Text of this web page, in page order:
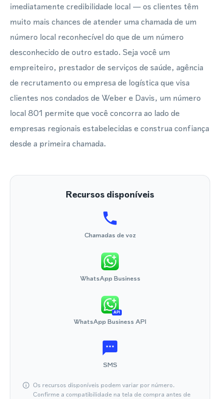
imediatamente credibilidade local — os clientes têm
muito mais chances de atender uma chamada de um
número local reconhecível do que de um número
desconhecido de outro estado. Seja você um
empreiteiro, prestador de serviços de saúde, agência
de recrutamento ou empresa de logística que visa
clientes nos condados de Weber e Davis, um número
local 801 permite que você concorra ao lado de
empresas regionais estabelecidas e construa confiança
desde a primeira chamada.
Recursos disponíveis
Chamadas de voz
WhatsApp Business
API
WhatsApp Business API
SMS
Os recursos disponíveis podem variar por número.
Confirme a compatibilidade na tela de compra antes de